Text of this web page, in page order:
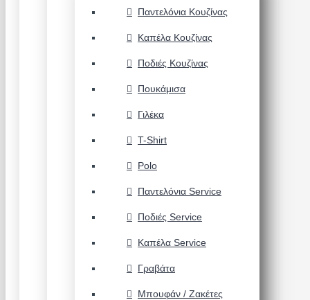
Παντελόνια Κουζίνας
Καπέλα Κουζίνας
Ποδιές Κουζίνας
Πουκάμισα
Γιλέκα
T-Shirt
Polo
Παντελόνια Service
Ποδιές Service
Καπέλα Service
Γραβάτα
Μπουφάν / Ζακέτες